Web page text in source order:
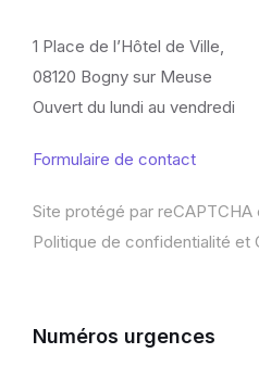
1 Place de l’Hôtel de Ville,
08120 Bogny sur Meuse
Ouvert du lundi au vendredi
Formulaire de contact
Site protégé par reCAPTCHA
Politique de confidentialité et
Numéros urgences